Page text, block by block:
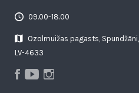
09.00-18.00
Ozolmuižas pagasts,
LV-4633